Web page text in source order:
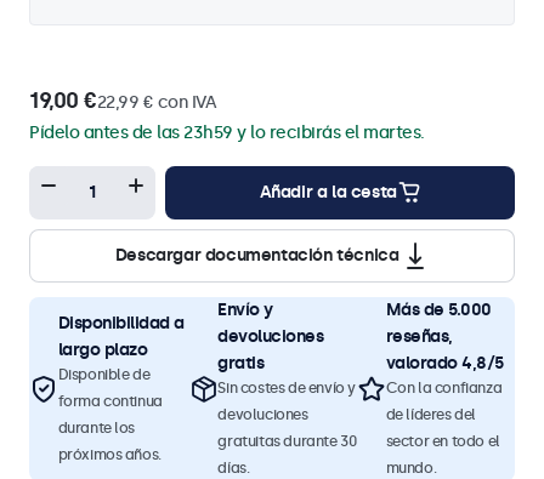
19,00 €22,99 € con IVA
Pídelo antes de las 23h59 y lo recibirás el martes.
Añadir a la cesta
Descargar documentación técnica
Disponibilidad a
largo plazo
Disponible de
forma continua
durante los
próximos años.
Envío y
devoluciones
gratis
Sin costes de envío y
devoluciones
gratuitas durante 30
días.
Más de 5.000
reseñas,
valorado 4,8/5
Con la confianza
de líderes del
sector en todo el
mundo.